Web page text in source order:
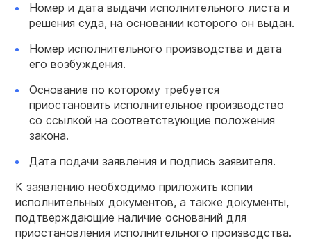
Номер и дата выдачи исполнительного листа и
решения суда, на основании которого он выдан.
Номер исполнительного производства и дата
его возбуждения.
Основание по которому требуется
приостановить исполнительное производство
со ссылкой на соответствующие положения
закона.
Дата подачи заявления и подпись заявителя.
К заявлению необходимо приложить копии
исполнительных документов, а также документы,
подтверждающие наличие оснований для
приостановления исполнительного производства.